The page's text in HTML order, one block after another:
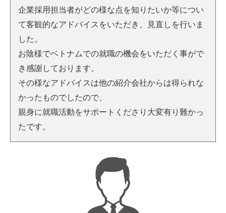
企業採用担当者がどの様な点を知りたいか等につい
て客観的なアドバイスをいただき、見直しを行いま
した。
お陰様でベトナムでの就職の機会をいただく事がで
き感謝しております。
その様なアドバイスは他の紹介会社からは得られな
かったものでしたので、
親身に就職活動をサポートくださり大変有り難かっ
たです。